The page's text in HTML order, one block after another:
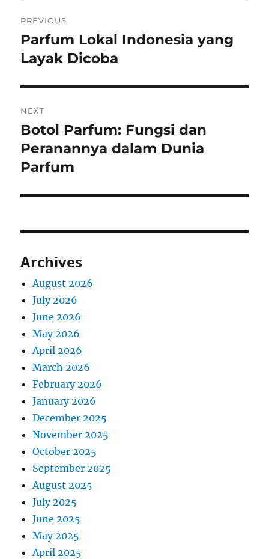
navigation
PREVIOUS
Previous
post:
Parfum Lokal Indonesia yang
Layak Dicoba
NEXT
Next
post:
Botol Parfum: Fungsi dan
Peranannya dalam Dunia
Parfum
Archives
August 2026
July 2026
June 2026
May 2026
April 2026
March 2026
February 2026
January 2026
December 2025
November 2025
October 2025
September 2025
August 2025
July 2025
June 2025
May 2025
April 2025